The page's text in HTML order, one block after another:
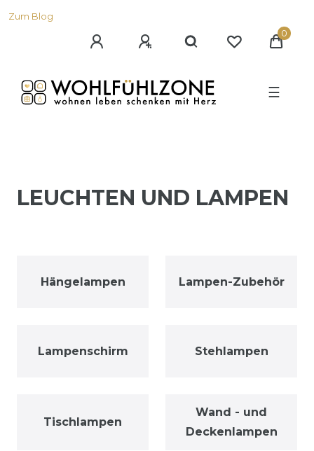
Zum Blog
0
☰
LEUCHTEN UND LAMPEN
Hängelampen Lampen-Zubehör
Lampenschirm Stehlampen
Tischlampen
Wand - und
Deckenlampen